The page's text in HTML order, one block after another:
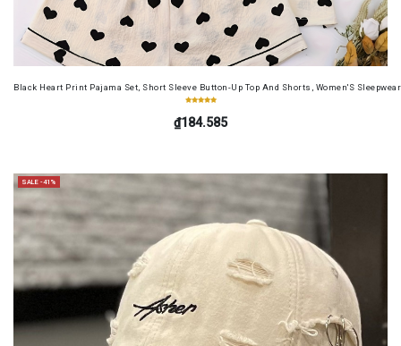
Black Heart Print Pajama Set, Short Sleeve Button-Up Top And Shorts, Women'S
₫184.585
SALE -41%